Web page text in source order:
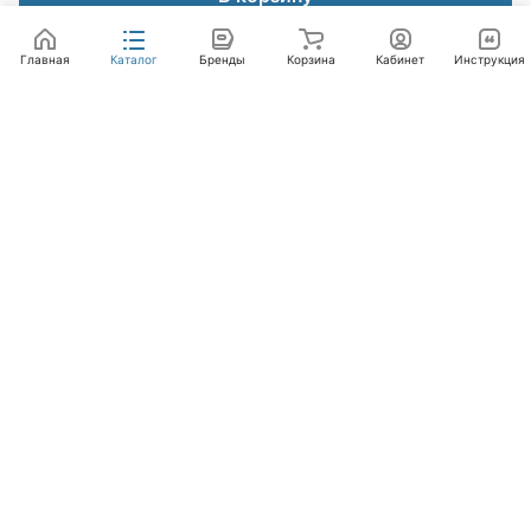
Главная Каталог Бренды Корзина Кабинет Инструкция